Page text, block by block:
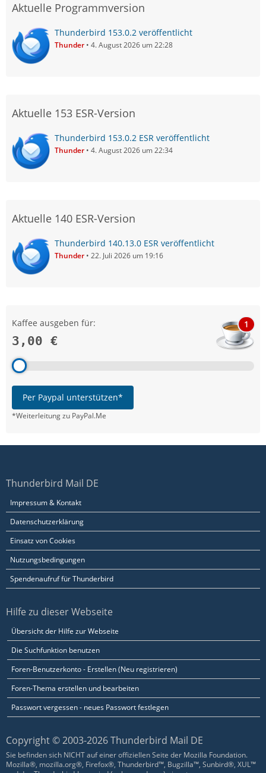
Aktuelle Programmversion
Thunderbird 153.0.2 veröffentlicht
Thunder 4. August 2026 um 22:28
Aktuelle 153 ESR-Version
Thunderbird 153.0.2 ESR veröffentlicht
Thunder 4. August 2026 um 22:34
Aktuelle 140 ESR-Version
Thunderbird 140.13.0 ESR veröffentlicht
Thunder 22. Juli 2026 um 19:16
Kaffee ausgeben für:
3,00 €
1
Per Paypal unterstützen*
*Weiterleitung zu PayPal.Me
Thunderbird Mail DE
Impressum & Kontakt
Datenschutzerklärung
Einsatz von Cookies
Nutzungsbedingungen
Spendenaufruf für Thunderbird
Hilfe zu dieser Webseite
Übersicht der Hilfe zur Webseite
Die Suchfunktion benutzen
Foren-Benutzerkonto - Erstellen (Neu registrieren)
Foren-Thema erstellen und bearbeiten
Passwort vergessen - neues Passwort festlegen
Copyright © 2003-2026 Thunderbird Mail DE
Sie befinden sich NICHT auf einer offiziellen Seite der Mozilla Foundation.
Mozilla®, mozilla.org®, Firefox®, Thunderbird™, Bugzilla™, Sunbird®, XUL™